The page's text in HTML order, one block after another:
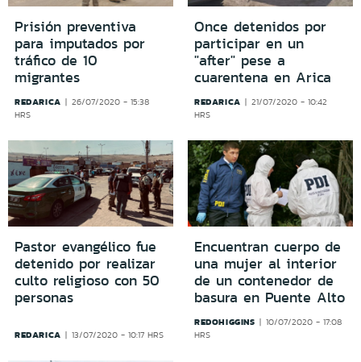
Prisión preventiva
para imputados por
tráfico de 10
migrantes
REDARICA
26/07/2020 - 15:38
HRS
Once detenidos por
participar en un
"after" pese a
cuarentena en Arica
REDARICA
21/07/2020 - 10:42
HRS
Pastor evangélico fue
detenido por realizar
culto religioso con 50
personas
REDARICA 13/07/2020 - 10:17 HRS
Encuentran cuerpo de
una mujer al interior
de un contenedor de
basura en Puente Alto
REDOHIGGINS
10/07/2020 - 17:08
HRS